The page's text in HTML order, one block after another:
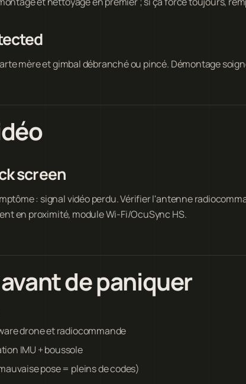
mère et gimbal débranché ou pincé. Démontage
screen
: signal vidéo perdu. Vérifier l'antenne
en proximité, module Wi-Fi/OcuSync HS.
de paniquer
drone et radiocommande
IMU + boussole
pose = pleins de codes)